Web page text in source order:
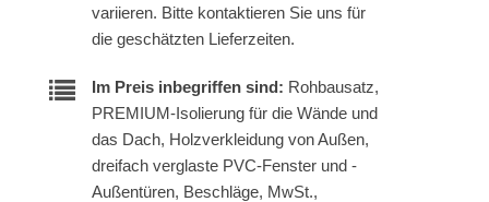
variieren. Bitte kontaktieren Sie uns für
die geschätzten Lieferzeiten.
Im Preis inbegriffen sind: Rohbausatz,
PREMIUM-Isolierung für die Wände und
das Dach, Holzverkleidung von Außen,
dreifach verglaste PVC-Fenster und -
Außentüren, Beschläge, MwSt.,